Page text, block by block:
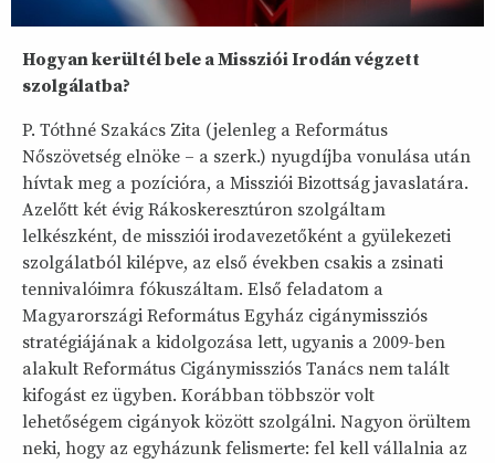
Hogyan kerültél bele a Missziói Irodán végzett
szolgálatba?
P. Tóthné Szakács Zita (jelenleg a Református
Nőszövetség elnöke – a szerk.) nyugdíjba vonulása után
hívtak meg a pozícióra, a Missziói Bizottság javaslatára.
Azelőtt két évig Rákoskeresztúron szolgáltam
lelkészként, de missziói irodavezetőként a gyülekezeti
szolgálatból kilépve, az első években csakis a zsinati
tennivalóimra fókuszáltam. Első feladatom a
Magyarországi Református Egyház cigánymissziós
stratégiájának a kidolgozása lett, ugyanis a 2009-ben
alakult Református Cigánymissziós Tanács nem talált
kifogást ez ügyben. Korábban többször volt
lehetőségem cigányok között szolgálni. Nagyon örültem
neki, hogy az egyházunk felismerte: fel kell vállalnia az